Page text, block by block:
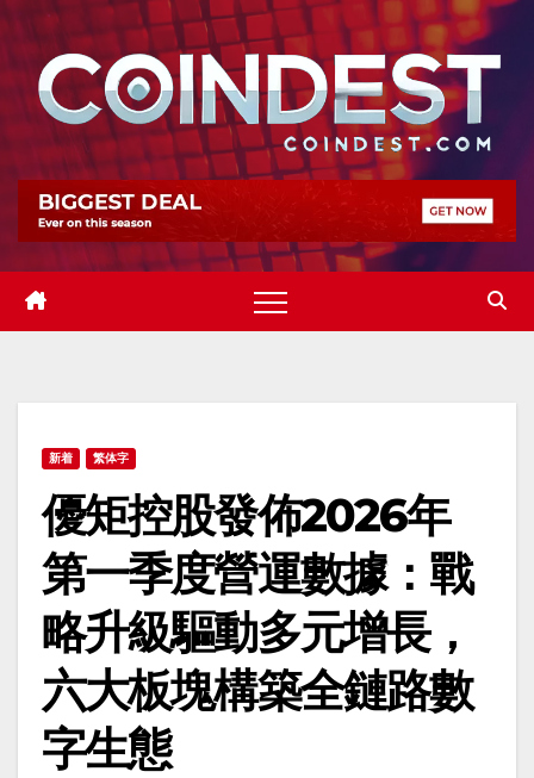
Skip
content
新着 繁体字
優矩控股發佈2026年
第一季度營運數據：戰
略升級驅動多元增長，
六大板塊構築全鏈路數
字生態